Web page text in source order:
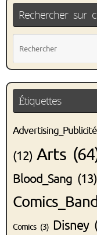
Rechercher sur
Étiquettes
Advertising_Publicité
(12) Arts
Blood_Sang (13)
Comics(3) Disney